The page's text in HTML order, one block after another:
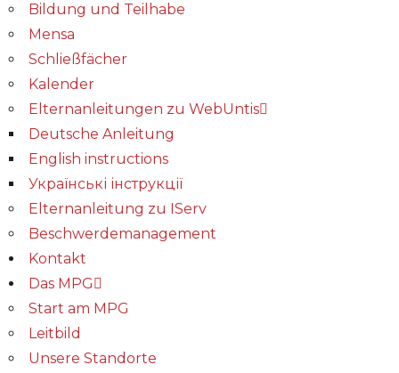
Bildung und Teilhabe
Mensa
Schließfächer
Kalender
Elternanleitungen zu WebUntis
Deutsche Anleitung
English instructions
Українські інструкції
Elternanleitung zu IServ
Beschwerdemanagement
Kontakt
Das MPG
Start am MPG
Leitbild
Unsere Standorte